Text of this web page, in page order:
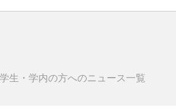
生・学内の方へのニュース一覧